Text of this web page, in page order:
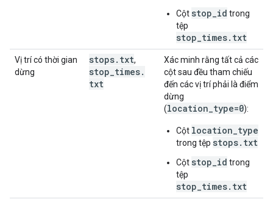
Cột stop_id trong
tệp
stop_times.txt
Vị trí có thời gian
dừng
stops. txt,
stop times.
txt
Xác minh rằng tất cả các
cột sau đều tham chiếu
đến các vị trí phải là điểm
dừng
(location_type=0):
Cột location_type
trong tệp stops.txt
Cột stop_id trong
tệp
stop_times.txt